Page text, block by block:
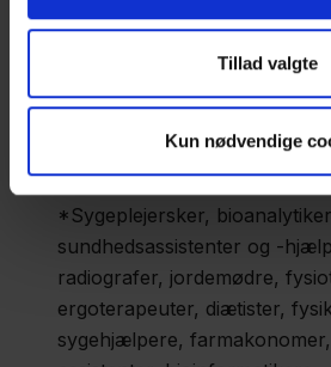
Tillad valgte
Kun nødvendige
Heraf plejepersonale*
Heraf læger
*Sygeplejersker,
sundhedsassistenter og -
radiografer, jordemødre,
ergoterapeuter, diætister,
sygehjælpere,